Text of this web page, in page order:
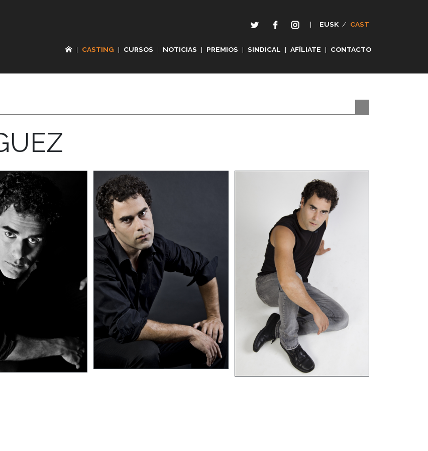
| EUSK / CAST
| CASTING | CURSOS | NOTICIAS | PREMIOS | SINDICAL | AFÍLIATE | CONTACTO